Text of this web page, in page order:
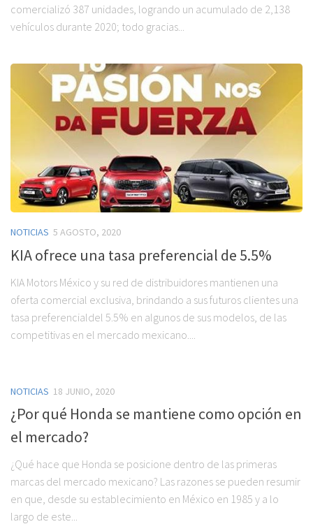
comercializó 387 unidades, logrando un acumulado de 2,138
vehículos durante 2020; todo gracias...
NOTICIAS 5 AGOSTO, 2020
KIA ofrece una tasa preferencial de 5.5%
KIA Motors México y su red de distribuidores mantienen una
oferta comercial exclusiva, brindando a sus futuros clientes una
tasa preferencialdel 5.5% en algunos de sus modelos, de las
competitivas en el mercado mexicano....
NOTICIAS 18 JUNIO, 2020
¿Por qué Honda se mantiene como opción en
el mercado?
¿Qué hace que Honda se posicione dentro de las primeras
marcas del mercado mexicano? Las razones se pueden resumir
en que, desde su establecimiento en México en 1985 y a lo
largo de este...